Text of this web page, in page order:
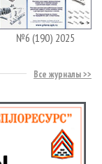
№6 (190) 2025
Все журналы